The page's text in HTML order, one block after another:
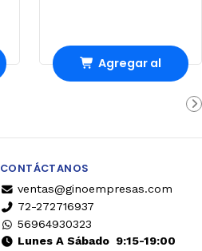
Agregar al
CONTÁCTANOS
ventas@ginoempresas.com
72-272716937
56964930323
Lunes A Sábado9:15-19:00